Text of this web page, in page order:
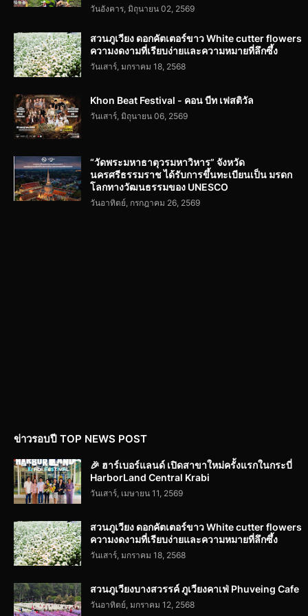
วันอังคาร, มิถุนายน 02, 2569
สวนภูเวียง ดอกคัตเตอร์ขาว White cutter flowers
ความงดงามที่เรียบง่ายและความหมายที่ลึกซึ้ง
วันเสาร์, มกราคม 18, 2568
Khon Beat Festival - คอน บีท เฟสติวัล
วันเสาร์, มิถุนายน 06, 2569
“วัดพระมหาธาตุวรมหาวิหาร” จังหวัด
นครศรีธรรมราช ได้รับการขึ้นทะเบียนเป็น มรดก
โลกทางวัฒนธรรมของ UNESCO
วันอาทิตย์, กรกฎาคม 26, 2569
ข่าวรอบปี TOP NEWS POST
🎉 ฮาร์เบอร์แลนด์ เปิดสาขาใหม่ครั้งแรกในกระบี่
HarborLand Central Krabi
วันเสาร์, เมษายน 11, 2569
สวนภูเวียง ดอกคัตเตอร์ขาว White cutter flowers
ความงดงามที่เรียบง่ายและความหมายที่ลึกซึ้ง
วันเสาร์, มกราคม 18, 2568
สวนภูเวียงบางสวรรค์ ภูเวียงคาเฟ่ Phuveing Cafe
วันอาทิตย์, มกราคม 12, 2568